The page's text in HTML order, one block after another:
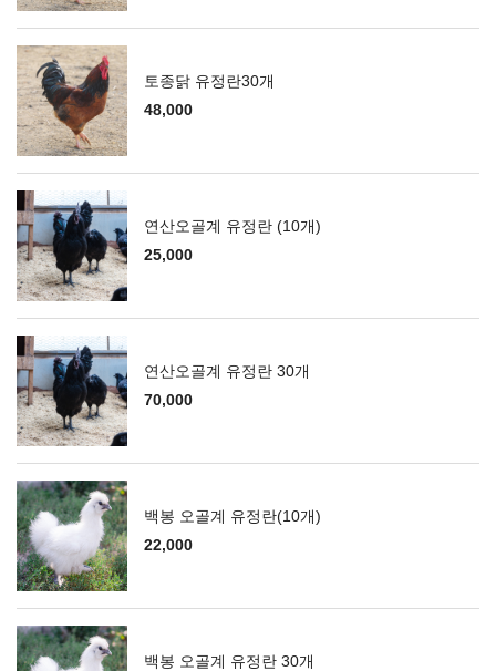
토종닭 유정란30개
48,000
연산오골계 유정란 (10개)
25,000
연산오골계 유정란 30개
70,000
백봉 오골계 유정란(10개)
22,000
백봉 오골계 유정란 30개